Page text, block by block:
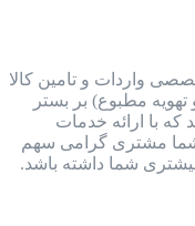
واردات و تامین کالا
مطبوع) بر بستر
که با ارائه خدمات
مشتری گرامی سهم
شما داشته باشد.